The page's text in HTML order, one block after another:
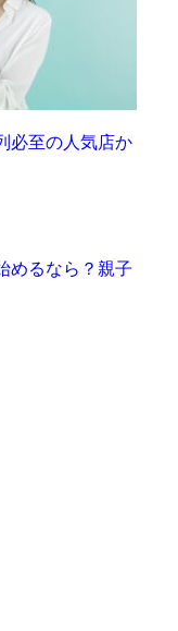
必至の人気店か
めるなら？親子